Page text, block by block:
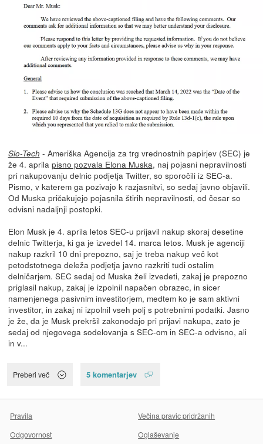
Slo-Tech - Ameriška Agencija za trg vrednostnih papirjev (SEC) je
že 4. aprila pisno pozvala Elona Muska, naj pojasni nepravilnosti
pri nakupovanju delnic podjetja Twitter, so sporočili iz SEC-a.
Pismo, v katerem ga pozivajo k razjasnitvi, so sedaj javno objavili.
Od Muska pričakujejo pojasnila štirih nepravilnosti, od česar so
odvisni nadaljnji postopki.
Elon Musk je 4. aprila letos SEC-u prijavil nakup skoraj desetine
delnic Twitterja, ki ga je izvedel 14. marca letos. Musk je agenciji
nakup razkril 10 dni prepozno, saj je treba nakup več kot
petodstotnega deleža podjetja javno razkriti tudi ostalim
delničarjem. SEC sedaj od Muska želi izvedeti, zakaj je prepozno
priglasil nakup, zakaj je izpolnil napačen obrazec, in sicer
namenjenega pasivnim investitorjem, medtem ko je sam aktivni
investitor, in zakaj ni izpolnil vseh polj s potrebnimi podatki. Jasno
je že, da je Musk prekršil zakonodajo pri prijavi nakupa, zato je
sedaj od njegovega sodelovanja s SEC-om in SEC-a odvisno, ali
in v...
Preberi več 5 komentarjev
Pravila
Večina pravic pridržanih
Odgovornost
Oglaševanje